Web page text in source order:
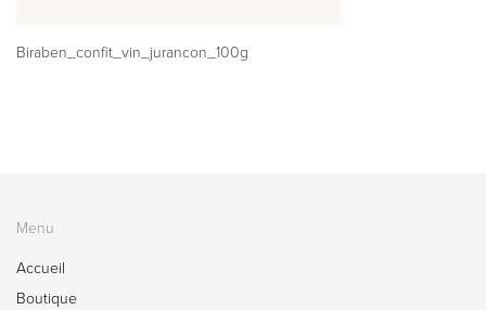
Biraben_confit_vin_jurancon_100g
Menu
Accueil
Boutique